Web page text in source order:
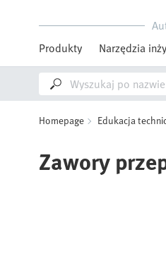
Produkty
Narzędzia
Homepage Edukacja
Zawory